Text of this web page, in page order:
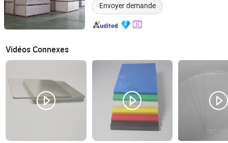
Envoyer demande
Vidéos Connexes